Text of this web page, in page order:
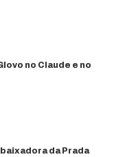
no Claude e no
da Prada